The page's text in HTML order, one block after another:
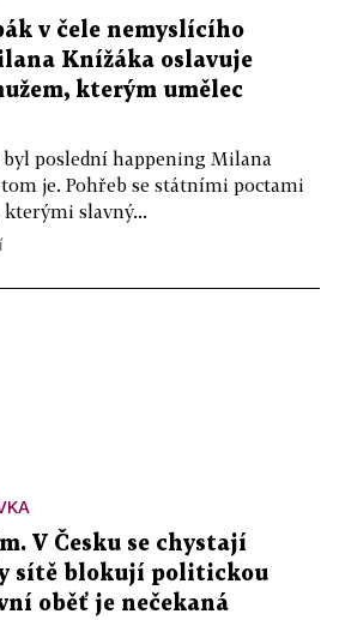
v čele nemyslícího
Knížáka oslavuje
kterým umělec
poslední happening Milana
je. Pohřeb se státními poctami
slavný...
V Česku se chystají
sítě blokují politickou
oběť je nečekaná